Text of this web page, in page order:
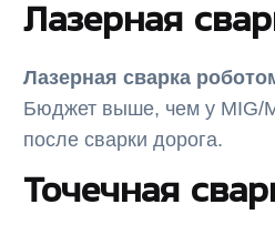
Лазерная
Лазерная сварка
Бюджет выше, чем у MIG/
после сварки дорога.
Точечная